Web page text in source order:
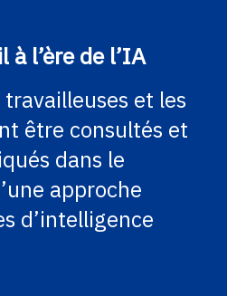
l’ère de l’IA
et les
être consultés et
dans le
approche
d’intelligence